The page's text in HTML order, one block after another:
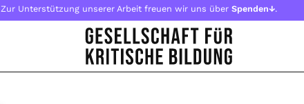
Zur Unterstützung unserer Arbeit freuen wir uns über Spenden↓.